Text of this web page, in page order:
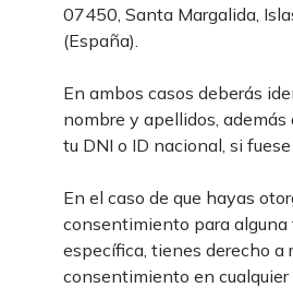
07450, Santa Margalida,
(España).
En ambos casos deberás
nombre y apellidos, además
tu DNI o ID nacional, si
En el caso de que hayas
consentimiento para alguna
específica, tienes derecho a
consentimiento en